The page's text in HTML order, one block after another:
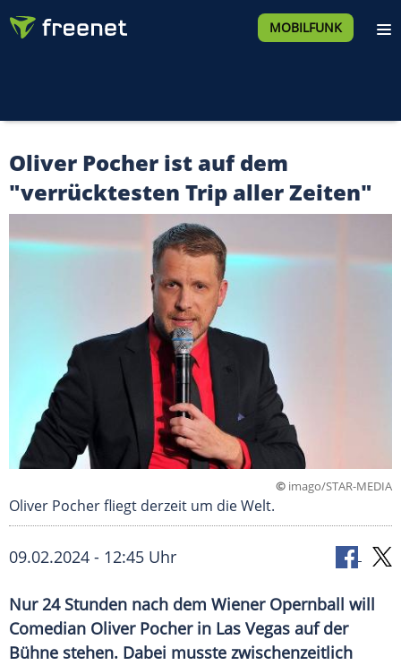
MOBILFUNK
Oliver Pocher ist auf dem
"verrücktesten Trip aller Zeiten"
© imago/STAR-MEDIA
Oliver Pocher fliegt derzeit um die Welt.
09.02.2024 - 12:45 Uhr
Nur 24 Stunden nach dem Wiener Opernball will
Comedian Oliver Pocher in Las Vegas auf der
Bühne stehen. Dabei musste zwischenzeitlich